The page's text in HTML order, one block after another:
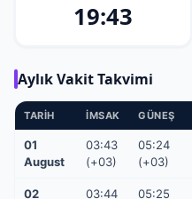
Mersin
Sivas Tekirdağ
Tunceli Uşak
19:43
Aylık Vakit Takvimi
TARIH İMSAK GÜNEŞ
01
August
03:43
(+03)
05:24
(+03)
02
03:44
05:25